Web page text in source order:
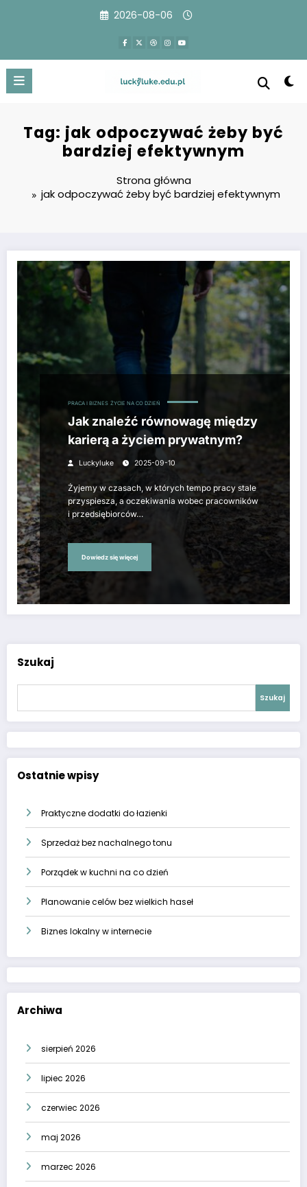
2026-08-06
Tag: jak odpoczywać żeby być
bardziej efektywnym
Strona główna
jak odpoczywać żeby być bardziej efektywnym
PRACA I BIZNES ŻYCIE NA CO DZIEŃ
Jak znaleźć równowagę między
karierą a życiem prywatnym?
Luckyluke 2025-09-10
Żyjemy w czasach, w których tempo pracy stale
przyspiesza, a oczekiwania wobec pracowników
i przedsiębiorców…
Dowiedz się więcej
Szukaj
Szukaj
Ostatnie wpisy
Praktyczne dodatki do łazienki
Sprzedaż bez nachalnego tonu
Porządek w kuchni na co dzień
Planowanie celów bez wielkich haseł
Biznes lokalny w internecie
Archiwa
sierpień 2026
lipiec 2026
czerwiec 2026
maj 2026
marzec 2026